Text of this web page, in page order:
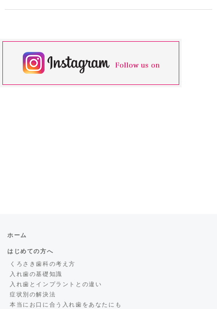
ホーム
はじめての方へ
くろさき歯科の考え方
入れ歯の基礎知識
入れ歯とインプラントとの違い
症状別の解決法
本当にお口に合う入れ歯をあなたにも